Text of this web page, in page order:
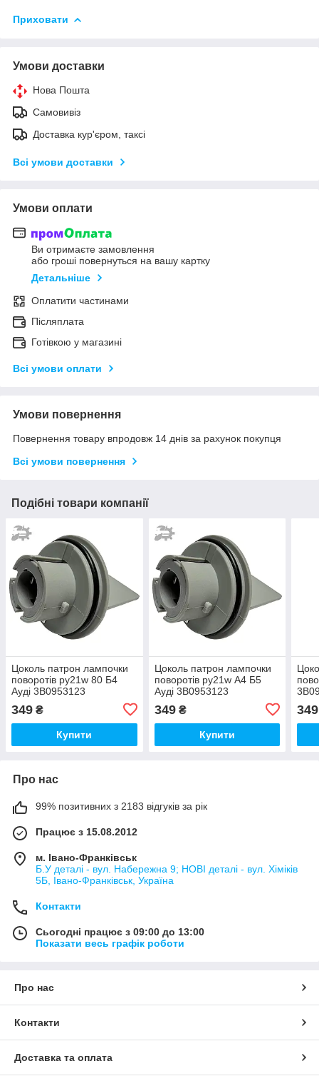
Приховати
Умови доставки
Нова Пошта
Самовивіз
Доставка кур'єром, таксі
Всі умови доставки
Умови оплати
Ви отримаєте замовлення
або гроші повернуться на вашу картку
Детальніше
Оплатити частинами
Післяплата
Готівкою у магазині
Всі умови оплати
Умови повернення
Повернення товару впродовж 14 днів за рахунок покупця
Всі умови повернення
Подібні товари компанії
Цоколь патрон лампочки
поворотів py21w 80 Б4
Ауді 3B0953123
349 ₴
Купити
Цоколь патрон лампочки
поворотів py21w А4 Б5
Ауді 3B0953123
349₴
Купити
349
Про нас
99% позитивних з 2183 відгуків за рік
Працює з 15.08.2012
м. Івано-Франківськ
Б.У деталі - вул. Набережна 9; НОВІ деталі - вул. Хіміків
5Б, Івано-Франківськ, Україна
Контакти
Сьогодні працює з 09:00 до 13:00
Показати весь графік роботи
Про нас
Контакти
Доставка та оплата